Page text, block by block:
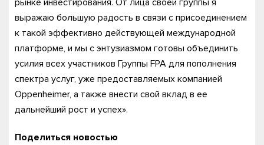
рынке инвестирования. От лица своей группы я
выражаю большую радость в связи с присоединением
к такой эффективно действующей международной
платформе, и мы с энтузиазмом готовы объединить
усилия всех участников Группы FPA для пополнения
спектра услуг, уже предоставляемых компанией
Oppenheimer, а также внести свой вклад в ее
дальнейший рост и успех».
Поделиться новостью